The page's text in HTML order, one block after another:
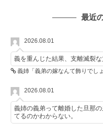
最近
2026.08.01
義を重んじた結果、支離滅裂
義姉「義弟の嫁なんて飾りでしょ♡」
2026.08.01
義姉の義弟って離婚した旦那
てるのかわからない。